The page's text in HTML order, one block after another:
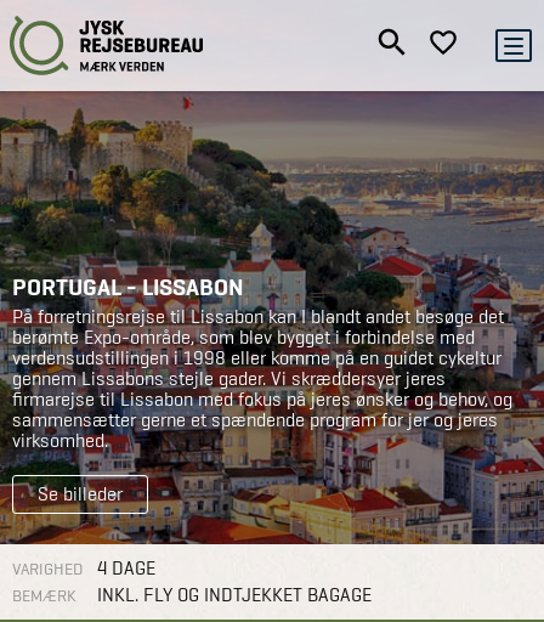
PORTUGAL - LISSABON
På forretningsrejse til Lissabon kan I blandt andet besøge det
berømte Expo-område, som blev bygget i forbindelse med
verdensudstillingen i 1998 eller komme på en guidet cykeltur
gennem Lissabons stejle gader. Vi skræddersyer jeres
firmarejse til Lissabon med fokus på jeres ønsker og behov, og
sammensætter gerne et spændende program for jer og jeres
virksomhed.
Se billeder
VARIGHED 4 DAGE
BEMÆRK INKL. FLY OG INDTJEKKET BAGAGE